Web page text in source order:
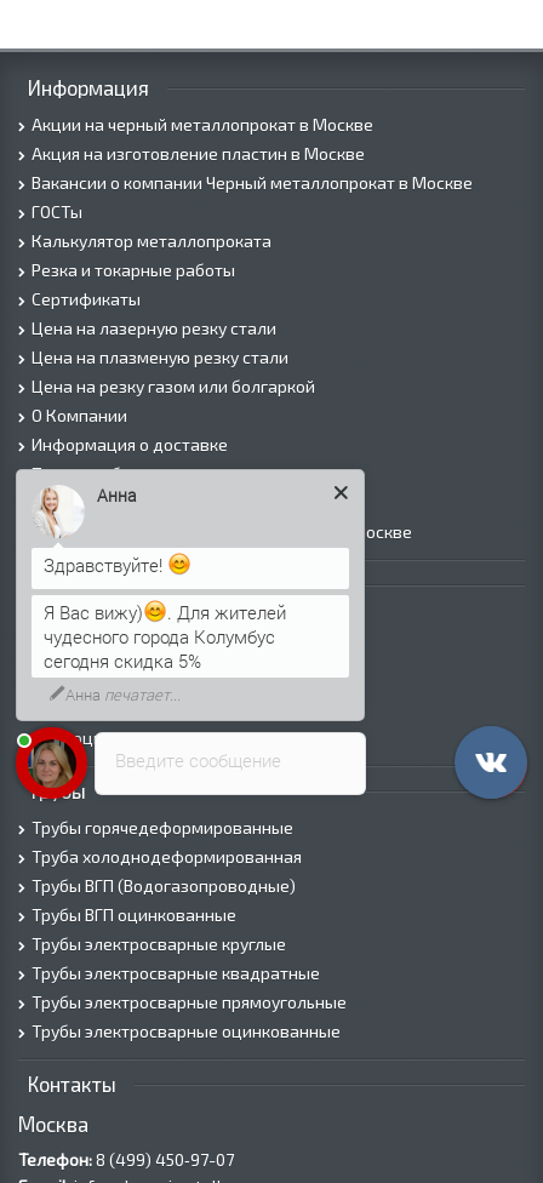
Информация
Акции на черный металлопрокат в Москве
Акция на изготовление пластин в Москве
Вакансии о компании Черный металлопрокат в Москве
ГОСТы
Калькулятор металлопроката
Резка и токарные работы
Сертификаты
Цена на лазерную резку стали
Цена на плазменую резку стали
Цена на резку газом или болгаркой
О Компании
Информация о доставке
Политика безопасности
Контакты
Прайс лист на черный металлопрокат в Москве
Листовой прокат
Лист г/к
Лист х/к
Просечно-вытяжной лист (ПВЛ)
Лист оцинкованный
Трубы
Трубы горячедеформированные
Труба холоднодеформированная
Трубы ВГП (Водогазопроводные)
Трубы ВГП оцинкованные
Трубы электросварные круглые
Трубы электросварные квадратные
Трубы электросварные прямоугольные
Трубы электросварные оцинкованные
Контакты
Москва
Телефон:8 (499) 450‑97-07
Введите сообщение
Анна
Здравствуйте!
Я Вас вижу)
. Для жителей
чудесного города Колумбус
сегодня скидка 5%
Анна печатает...